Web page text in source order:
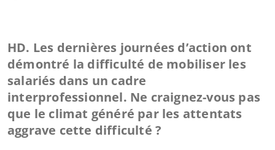
HD. Les dernières journées d’action ont
démontré la difficulté de mobiliser les
salariés dans un cadre
interprofessionnel. Ne craignez-vous pas
que le climat généré par les attentats
aggrave cette difficulté ?